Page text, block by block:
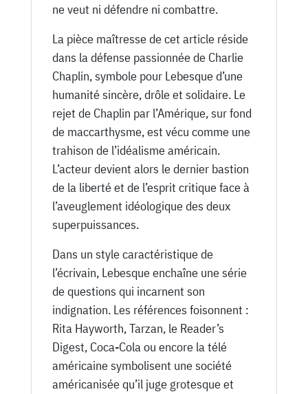
ne veut ni défendre ni combattre.
La pièce maîtresse de cet article réside
dans la défense passionnée de Charlie
Chaplin, symbole pour Lebesque d’une
humanité sincère, drôle et solidaire. Le
rejet de Chaplin par l’Amérique, sur fond
de maccarthysme, est vécu comme une
trahison de l’idéalisme américain.
L’acteur devient alors le dernier bastion
de la liberté et de l’esprit critique face à
l’aveuglement idéologique des deux
superpuissances.
Dans un style caractéristique de
l’écrivain, Lebesque enchaîne une série
de questions qui incarnent son
indignation. Les références foisonnent :
Rita Hayworth, Tarzan, le Reader’s
Digest, Coca-Cola ou encore la télé
américaine symbolisent une société
américanisée qu’il juge grotesque et